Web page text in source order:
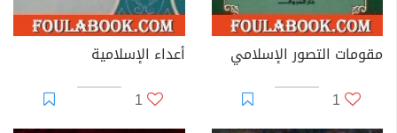
مقومات التصور الإسلامي
1
أعداء الإسلامية
1